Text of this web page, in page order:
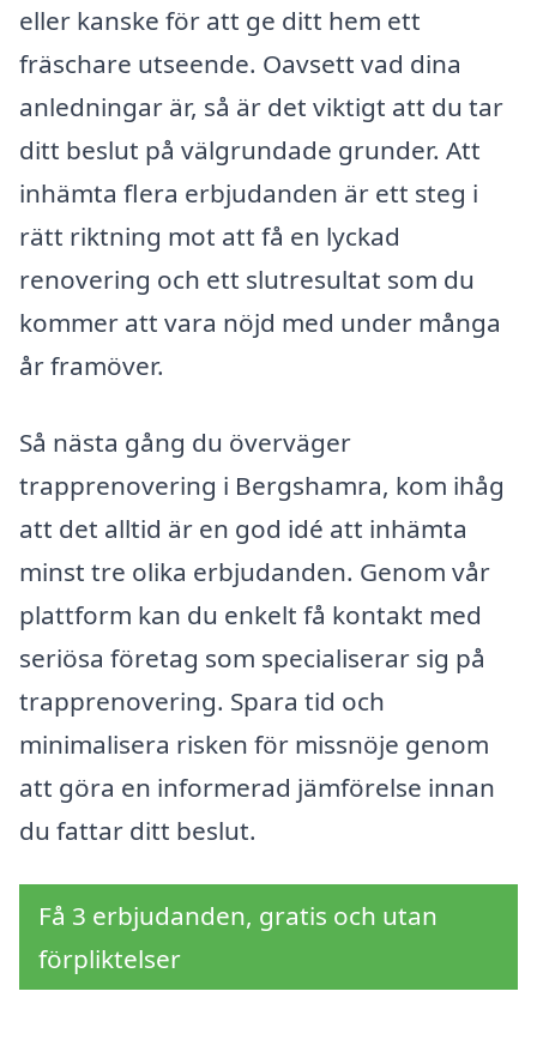
eller kanske för att ge ditt hem ett
fräschare utseende. Oavsett vad dina
anledningar är, så är det viktigt att du tar
ditt beslut på välgrundade grunder. Att
inhämta flera erbjudanden är ett steg i
rätt riktning mot att få en lyckad
renovering och ett slutresultat som du
kommer att vara nöjd med under många
år framöver.
Så nästa gång du överväger
trapprenovering i Bergshamra, kom ihåg
att det alltid är en god idé att inhämta
minst tre olika erbjudanden. Genom vår
plattform kan du enkelt få kontakt med
seriösa företag som specialiserar sig på
trapprenovering. Spara tid och
minimalisera risken för missnöje genom
att göra en informerad jämförelse innan
du fattar ditt beslut.
Få 3 erbjudanden, gratis och utan
förpliktelser